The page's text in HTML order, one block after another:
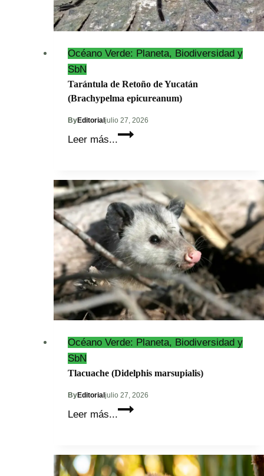
Océano Verde: Planeta, Biodiversidad y
SbN
Tarántula de Retoño de Yucatán
(Brachypelma epicureanum)
ByEditorial julio 27, 2026
Leer más...
Tarántula
de
Yucatán
(Brachypelma
epicureanum)
Océano Verde: Planeta, Biodiversidad y
SbN
Tlacuache (Didelphis marsupialis)
ByEditorial julio 27, 2026
Leer más...
Tlacuache